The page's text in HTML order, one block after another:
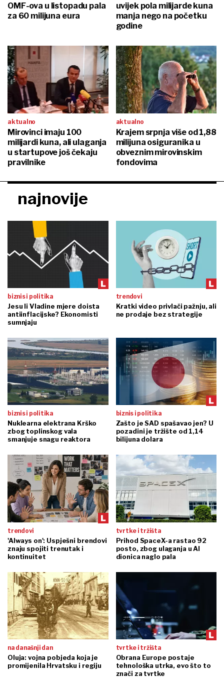
OMF-ova u listopadu pala
za 60 milijuna eura
uvijek pola milijarde kuna
manja nego na početku
godine
aktualno
Mirovinci imaju 100
milijardi kuna, ali ulaganja
u startupove još čekaju
pravilnike
aktualno
Krajem srpnja više od 1,88
milijuna osiguranika u
obveznim mirovinskim
fondovima
najnovije
biznis i politika
Jesu li Vladine mjere doista
antiinflacijske? Ekonomisti
sumnjaju
trendovi
Kratki video privlači pažnju, ali
ne prodaje bez strategije
biznis i politika
Nuklearna elektrana Krško
zbog toplinskog vala
smanjuje snagu reaktora
biznis i politika
Zašto je SAD spašavao jen? U
pozadini je tržište od 1,14
bilijuna dolara
trendovi
'Always on': Uspješni brendovi
znaju spojiti trenutak i
kontinuitet
tvrtke i tržišta
Prihod SpaceX-a rastao 92
posto, zbog ulaganja u AI
dionica naglo pala
na današnji dan
Oluja: vojna pobjeda koja je
promijenila Hrvatsku i regiju
tvrtke i tržišta
Obrana Europe postaje
tehnološka utrka, evo što to
znači za tvrtke